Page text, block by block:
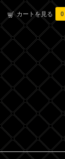
カートを見る 0